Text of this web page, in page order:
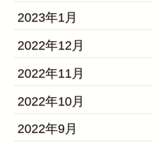
2023年1月
2022年12月
2022年11月
2022年10月
2022年9月